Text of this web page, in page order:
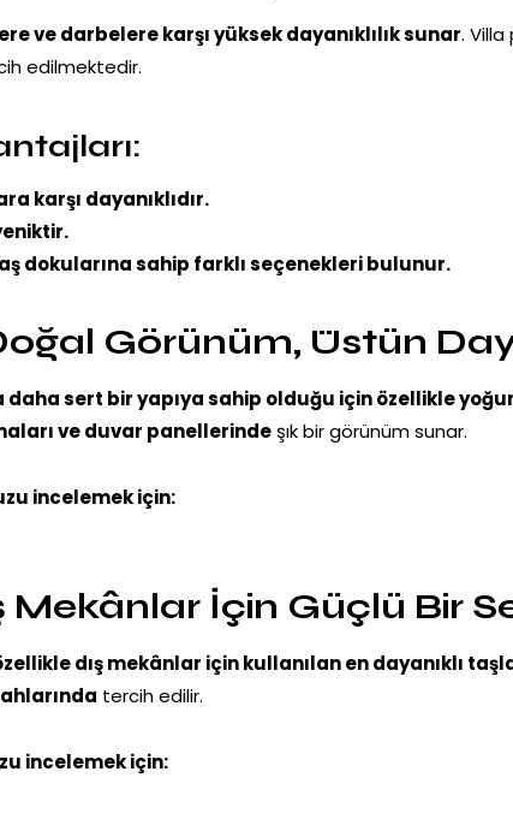
ve darbelere karşı yüksek dayanıklılık sunar.
edilmektedir.
karşı dayanıklıdır.
dokularına sahip farklı seçenekleri bulunur.
Görünüm, Üstün
daha sert bir yapıya sahip olduğu için özellikle
ve duvar panellerindeşık bir görünüm sunar.
incelemek için:
Mekânlar İçin Güçlü Bir
dış mekânlar için kullanılan en dayanıklı
tercih edilir.
incelemek için: